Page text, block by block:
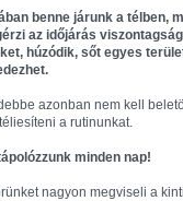
benne járunk a télben,
az időjárás
húzódik, sőt egyes
azonban nem kell
a rutinunkat.
minden nap!
nagyon megviseli a